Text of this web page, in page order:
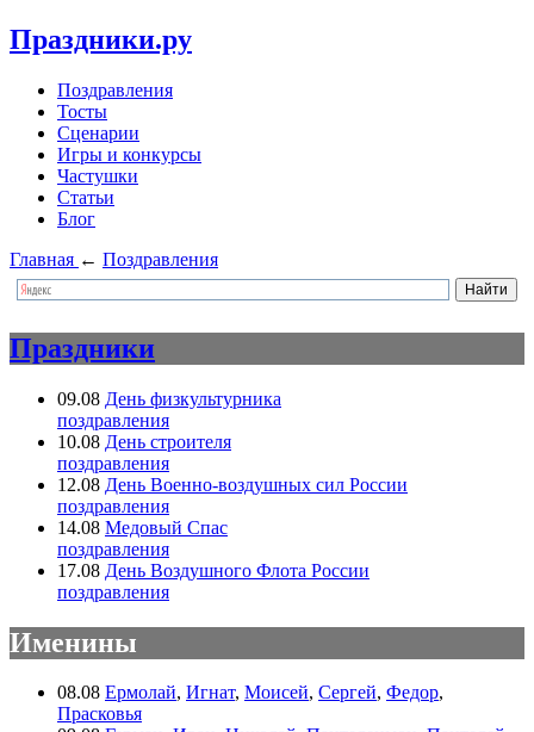
Праздники.ру
Поздравления
Тосты
Сценарии
Игры и конкурсы
Частушки
Статьи
Блог
Главная ← Поздравления
Праздники
09.08 День физкультурника
поздравления
10.08 День строителя
поздравления
12.08 День Военно-воздушных сил России
поздравления
14.08 Медовый Спас
поздравления
17.08 День Воздушного Флота России
поздравления
Именины
08.08 Ермолай, Игнат, Моисей, Сергей, Федор,
Прасковья